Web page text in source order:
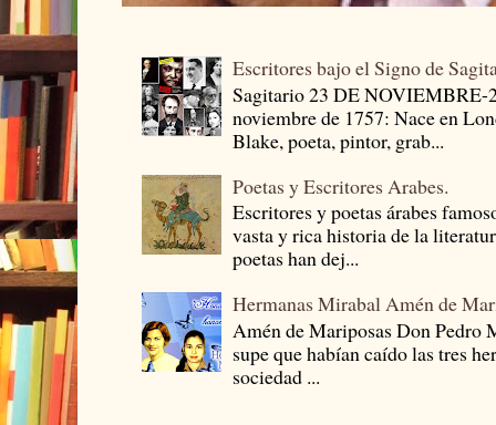
Escritores bajo el Signo de
Sagitario 23 DE
noviembre de 1757: Nace en
Blake, poeta, pintor, grab...
Poetas y Escritores Arabes.
Escritores y poetas árabes
vasta y rica historia de la
poetas han dej...
Hermanas Mirabal Amén de
Amén de Mariposas Don
supe que habían caído las tres
sociedad ...